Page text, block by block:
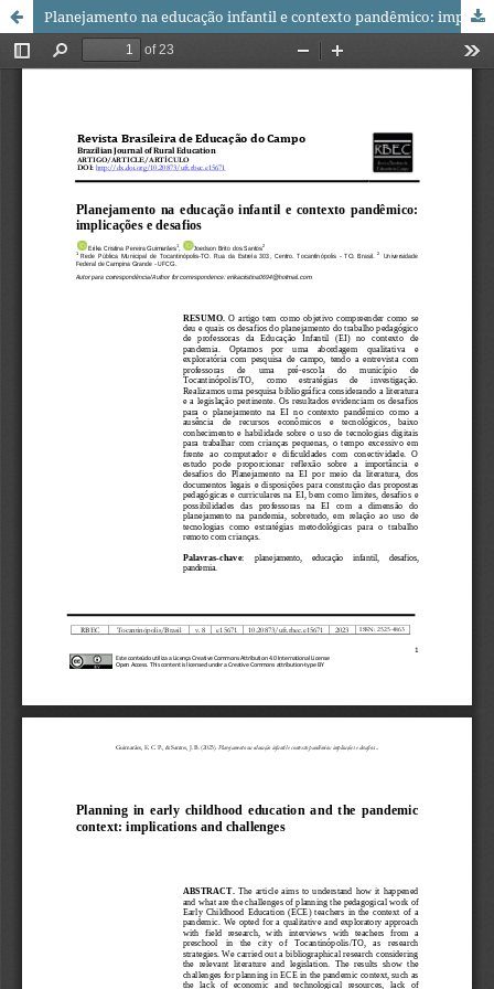
Planejamento na educação infantil e contexto pandêmico: implicações e desafios